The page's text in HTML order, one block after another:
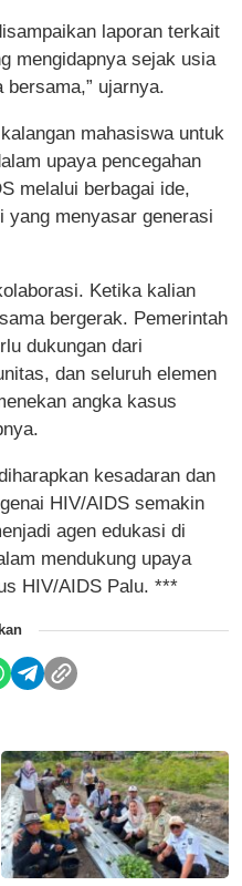
laporan terkait
mengidapnya sejak usia
ujarnya.
mahasiswa untuk
upaya pencegahan
melalui berbagai ide,
yang menyasar generasi
Ketika kalian
bergerak. Pemerintah
dukungan dari
dan seluruh elemen
angka kasus
kesadaran dan
HIV/AIDS semakin
agen edukasi di
mendukung upaya
HIV/AIDS Palu. ***